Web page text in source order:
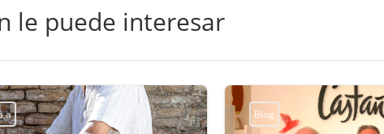
le puede interesar
a Blog